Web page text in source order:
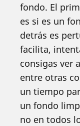
fondo. El
es si es un
detrás es
facilita,
consigas ver
entre otras
un tiempo
un fondo
no en todos